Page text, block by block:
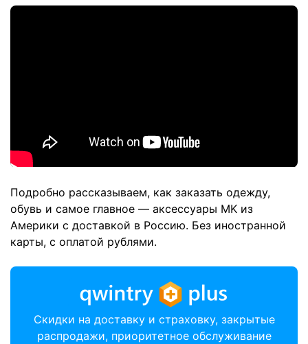
Подробно рассказываем, как заказать одежду,
обувь и самое главное — аксессуары MK из
Америки с доставкой в Россию. Без иностранной
карты, с оплатой рублями.
Скидки на доставку и страховку, закрытые
распродажи, приоритетное обслуживание